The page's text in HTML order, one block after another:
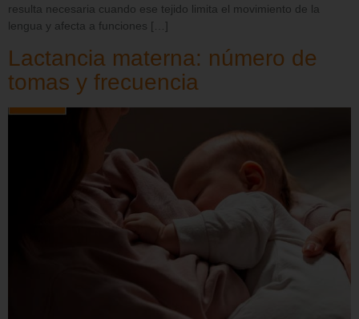
resulta necesaria cuando ese tejido limita el movimiento de la
lengua y afecta a funciones […]
Lactancia materna: número de
tomas y frecuencia